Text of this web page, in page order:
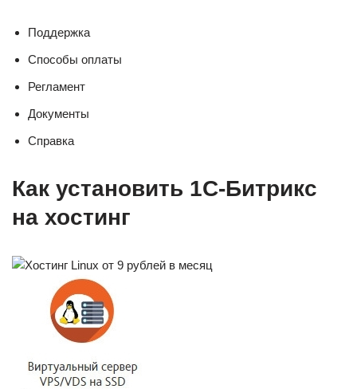
Поддержка
Способы оплаты
Регламент
Документы
Справка
Как установить 1C-Битрикс
на хостинг